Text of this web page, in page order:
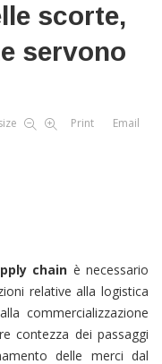
scorte,
servono
Print Email
chain è necessario
relative alla logistica
commercializzazione
contezza dei passaggi
delle merci dal